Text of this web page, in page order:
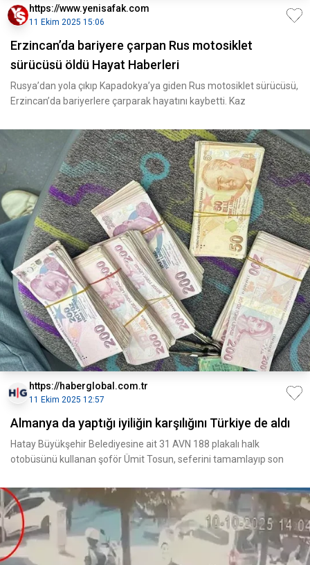
https://www.yenisafak.com
11 Ekim 2025 15:06
Erzincan’da bariyere çarpan Rus motosiklet
sürücüsü öldü Hayat Haberleri
Rusya’dan yola çıkıp Kapadokya’ya giden Rus motosiklet sürücüsü,
Erzincan’da bariyerlere çarparak hayatını kaybetti. Kaz
https://haberglobal.com.tr
11 Ekim 2025 12:57
Almanya da yaptığı iyiliğin karşılığını Türkiye de aldı
Hatay Büyükşehir Belediyesine ait 31 AVN 188 plakalı halk
otobüsünü kullanan şoför Ümit Tosun, seferini tamamlayıp son